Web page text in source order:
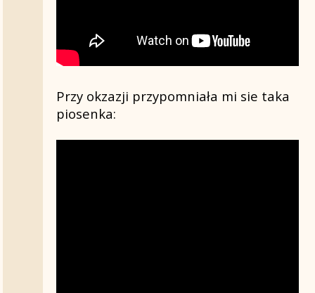
Przy okzazji przypomniała mi sie taka
piosenka: